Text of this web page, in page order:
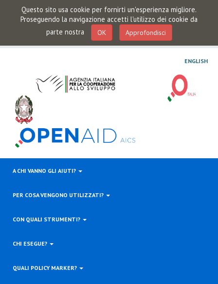
Questo sito usa cookie per fornirti un'esperienza migliore.
Proseguendo la navigazione accetti l'utilizzo dei cookie da
parte nostra
OK Approfondisci
ENGLISH
A CHI VANNO GLI AIUTI?
PER COSA VENGONO UTILIZZATI?
CON QUALI STRUMENTI?
CHI ESEGUE?
QUALI POLICY MARKER?